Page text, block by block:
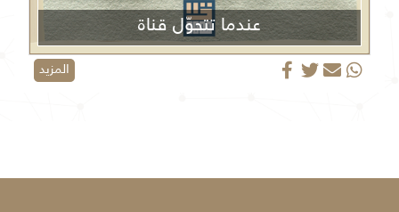
عندما تتحوّل قناة
الجزيرة من منبر إعلامي إلى منصة دعائية
المزيد